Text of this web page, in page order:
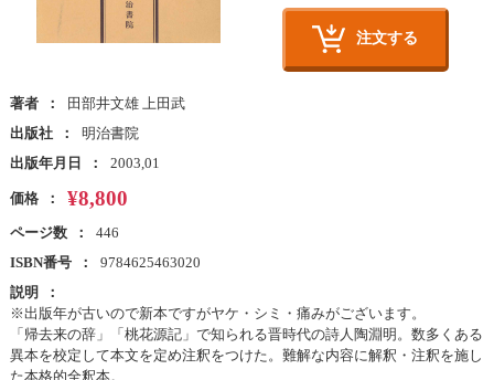
注文する
著者
田部井文雄 上田武
出版社
明治書院
出版年月日
2003,01
価格 ¥8,800
ページ数
446
ISBN番号
9784625463020
説明
※出版年が古いので新本ですがヤケ・シミ・痛みがございます。
「帰去来の辞」「桃花源記」で知られる晋時代の詩人陶淵明。数多くある
異本を校定して本文を定め注釈をつけた。難解な内容に解釈・注釈を施し